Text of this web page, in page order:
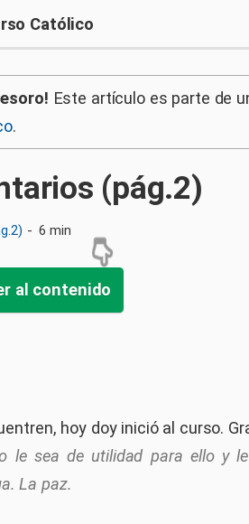
Católico
Este artículo es parte de
.
(pág.2)
- 6 min
al contenido
hoy doy inició al curso.
le sea de utilidad para ello y
La paz.